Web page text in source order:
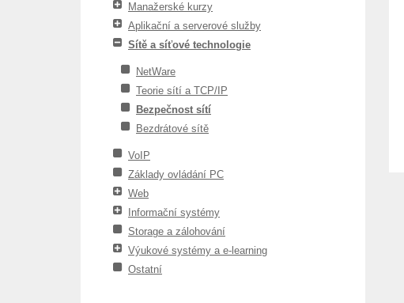
Manažerské kurzy
Aplikační a serverové služby
Sítě a síťové technologie
NetWare
Teorie sítí a TCP/IP
Bezpečnost sítí
Bezdrátové sítě
VoIP
Základy ovládání PC
Web
Informační systémy
Storage a zálohování
Výukové systémy a e-learning
Ostatní